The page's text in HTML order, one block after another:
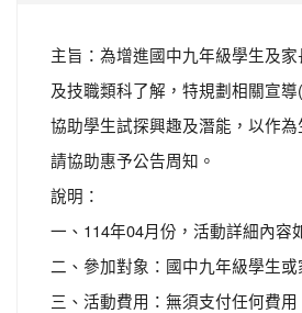
主旨：為增進國中九年級學生及
及技職類科了解，特規劃相關宣導
協助學生試探興趣及潛能，以作
請協助惠予公告周知。
說明：
一、114年04月份，活動詳細內容
二、參加對象：國中九年級學生或
三、活動費用：無須支付任何費